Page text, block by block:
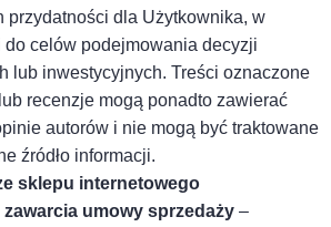
przydatności dla Użytkownika, w
celów podejmowania decyzji
lub inwestycyjnych. Treści oznaczone
recenzje mogą ponadto zawierać
autorów i nie mogą być traktowane
źródło informacji.
sklepu internetowego
umowy sprzedaży –